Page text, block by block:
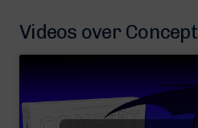
Videos over Concept